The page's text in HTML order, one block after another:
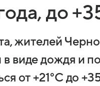
до
жителей
виде дождя и
от +21°C до